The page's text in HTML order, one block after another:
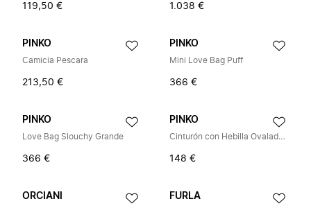
119,50 € 1.038 €
PINKO
Camicia Pescara
213,50 €
PINKO
Mini Love Bag Puff
366 €
PINKO
Love Bag Slouchy Grande
366 €
PINKO
Cinturón con Hebilla Ovalada Esmaltada
148 €
ORCIANI FURLA